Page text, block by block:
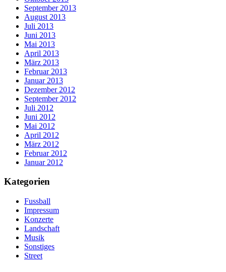
September 2013
August 2013
Juli 2013
Juni 2013
Mai 2013
April 2013
März 2013
Februar 2013
Januar 2013
Dezember 2012
September 2012
Juli 2012
Juni 2012
Mai 2012
April 2012
März 2012
Februar 2012
Januar 2012
Kategorien
Fussball
Impressum
Konzerte
Landschaft
Musik
Sonstiges
Street